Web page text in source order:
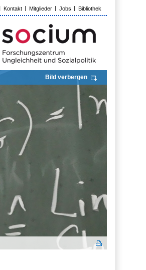
Kontakt Mitglieder Jobs Bibliothek
Bild verbergen